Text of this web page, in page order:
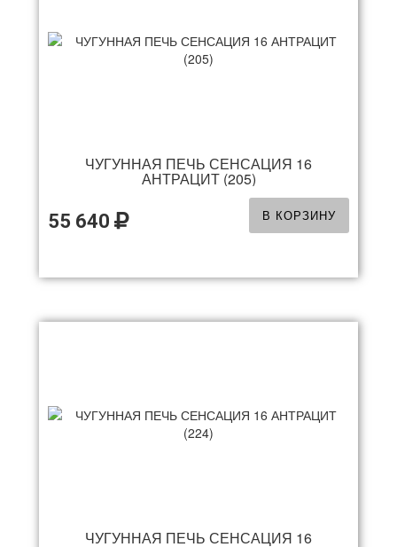
ЧУГУННАЯ ПЕЧЬ СЕНСАЦИЯ 16
АНТРАЦИТ (205)
55 640 В КОРЗИНУ
ЧУГУННАЯ ПЕЧЬ СЕНСАЦИЯ 16